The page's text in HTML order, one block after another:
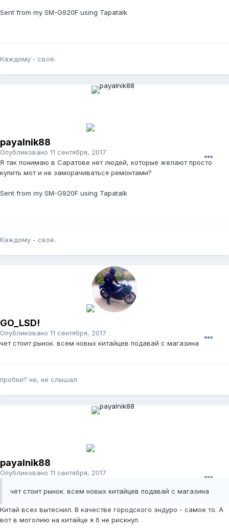
Sent from my SM-G920F using Tapatalk
Каждому - своё.
payalnik88
Опубликовано 11 сентября, 2017
Я так понимаю в Саратове нет людей, которые желают просто
купить мот и не заморачиваться ремонтами?
Sent from my SM-G920F using Tapatalk
Каждому - своё.
GO_LSD!
Опубликовано 11 сентября, 2017
чет стоит рынок. всем новых китайцев подавай с магазина
пробки? не, не слышал
payalnik88
Опубликовано 11 сентября, 2017
чет стоит рынок. всем новых китайцев подавай с магазина
Китай всех вытеснил. В качестве городского эндуро - самое то. А
вот в моголию на китайце я б не рискнул.